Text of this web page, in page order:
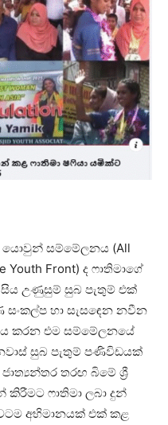
යොවුන් සම්මේලනය (All
Youth Front) ද ෆාතිමාගේ
සිය උණුසුම් සුබ පැතුම් එක්
හා සැසඳෙන නවීන
කරන එම සම්මේලනයේ
සුබ පැතුම් පණිවිඩයක්
තරඟ බිමේ ශ්‍රී
ෆාතිමා ලබා දුන්
අභිමානයක් එක් කළ